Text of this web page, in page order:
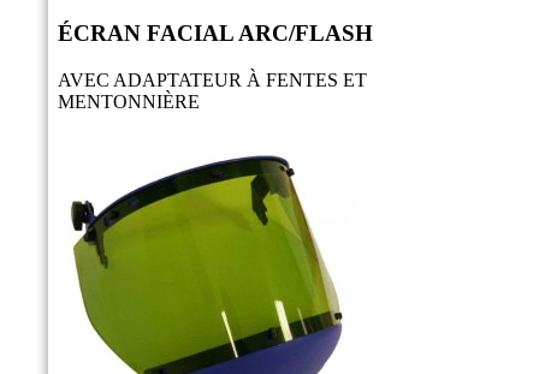
ÉCRAN FACIAL ARC/FLASH
AVEC ADAPTATEUR À FENTES ET
MENTONNIÈRE